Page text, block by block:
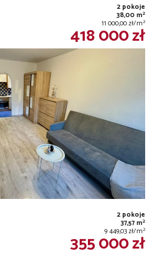
2 pokoje
38,00 m2
11 000,00 zł/m2
418 000 zł
2 pokoje
37,57 m2
9 449,03 zł/m2
355 000 zł